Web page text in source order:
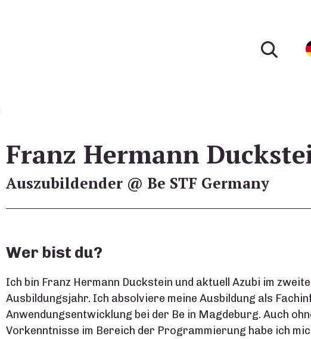
Franz Hermann
Auszubildender @ Be STF Germany
Wer bist du?
Ich bin Franz Hermann Duckstein und aktuell Azubi im
Ausbildungsjahr. Ich absolviere meine Ausbildung als
Anwendungsentwicklung bei der Be in Magdeburg. Auch
Vorkenntnisse im Bereich der Programmierung habe ich